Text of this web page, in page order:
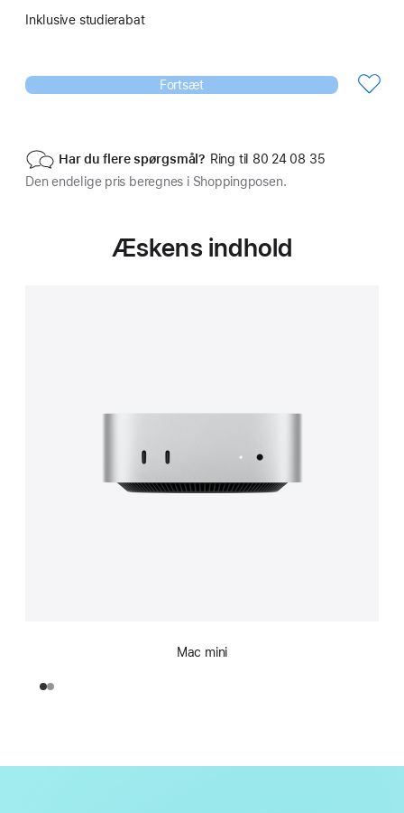
Inklusive studierabat
Fortsæt
Har du flere spørgsmål? Ring til 80 24 08 35
Den endelige pris beregnes i Shoppingposen.
Æskens indhold
Mac mini